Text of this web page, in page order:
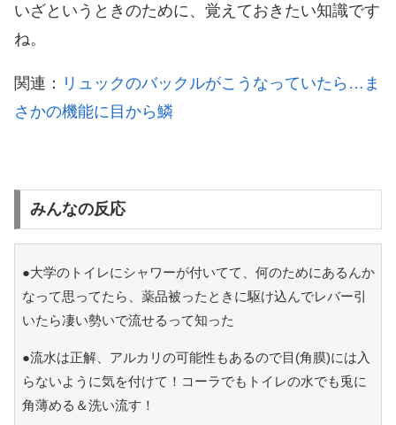
いざというときのために、覚えておきたい知識です
ね。
関連： リュックのバックルがこうなっていたら…ま
さかの機能に目から鱗
みんなの反応
●大学のトイレにシャワーが付いてて、何のためにあるんか
なって思ってたら、薬品被ったときに駆け込んでレバー引
いたら凄い勢いで流せるって知った
●流水は正解、アルカリの可能性もあるので目(角膜)には入
らないように気を付けて！コーラでもトイレの水でも兎に
角薄める＆洗い流す！